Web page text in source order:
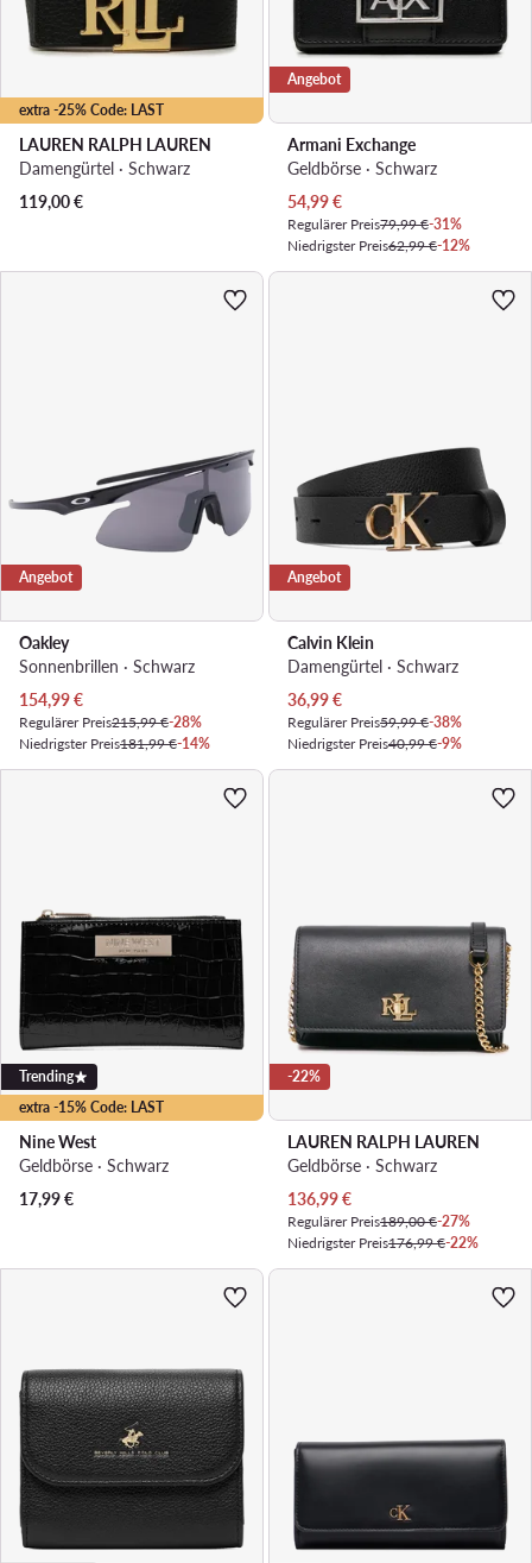
extra -25% Code: LAST
LAUREN RALPH LAUREN
Damengürtel · Schwarz
119,00€
Angebot
Armani Exchange
Geldbörse · Schwarz
Aktueller Preis
54,99€
Regulärer Preis79,99 €-31%
Niedrigster Preis62,99 €-12%
Angebot
Oakley
Sonnenbrillen · Schwarz
Aktueller Preis
154,99€
Regulärer Preis215,99 €-28%
Niedrigster Preis181,99 €-14%
Angebot
Calvin Klein
Damengürtel · Schwarz
Aktueller Preis
36,99€
Regulärer Preis59,99 €-38%
Niedrigster Preis40,99 €-9%
extra -15% Code: LAST
Trending
Nine West
Geldbörse · Schwarz
17,99€
-22%
LAUREN RALPH LAUREN
Geldbörse · Schwarz
Aktueller Preis
136,99€
Regulärer Preis189,00 €-27%
Niedrigster Preis176,99 €-22%